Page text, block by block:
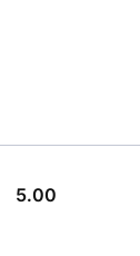
5.00